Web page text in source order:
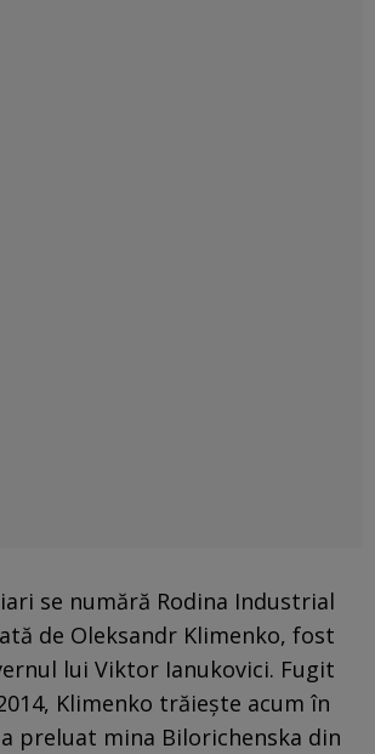
se numără Rodina Industrial
de Oleksandr Klimenko, fost
lui Viktor Ianukovici. Fugit
Klimenko trăiește acum în
a preluat mina Bilorichenska din